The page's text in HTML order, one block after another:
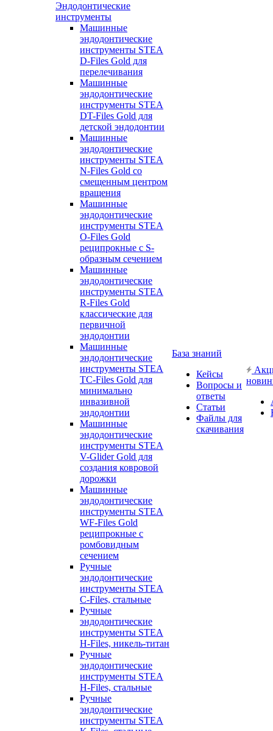
Эндодонтические
инструменты
Машинные
эндодонтические
инструменты STEA
D-Files Gold для
перелечивания
Машинные
эндодонтические
инструменты STEA
DT-Files Gold для
детской эндодонтии
Машинные
эндодонтические
инструменты STEA
N-Files Gold со
смещенным центром
вращения
Машинные
эндодонтические
инструменты STEA
O-Files Gold
реципрокные с S-
образным сечением
Машинные
эндодонтические
инструменты STEA
R-Files Gold
классические для
первичной
эндодонтии
Машинные
эндодонтические
инструменты STEA
TC-Files Gold для
минимально
инвазивной
эндодонтии
Машинные
эндодонтические
инструменты STEA
V-Glider Gold для
создания ковровой
дорожки
Машинные
эндодонтические
инструменты STEA
WF-Files Gold
реципрокные с
ромбовидным
сечением
Ручные
эндодонтические
инструменты STEA
C-Files, стальные
Ручные
эндодонтические
инструменты STEA
H-Files, никель-титан
Ручные
эндодонтические
инструменты STEA
H-Files, стальные
Ручные
эндодонтические
инструменты STEA
База знаний
Кейсы
Вопросы и
ответы
Статьи
Файлы для
скачивания